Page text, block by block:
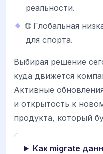
реальности.
🌐 Глобальная
для спорта.
Выбирая решение
куда движется
Активные
и открытость к
продукта, который
Как migrate